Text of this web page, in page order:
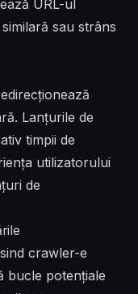
URL-ul
sau strâns
Lanțurile de
timpii de
utilizatorului
de
crawler-e
bucle potențiale